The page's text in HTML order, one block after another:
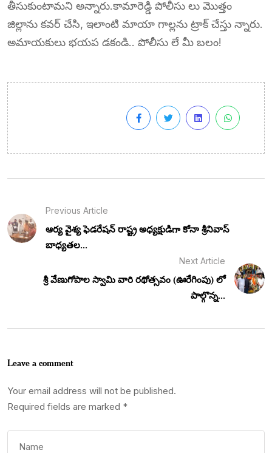
తీసుకుంటామని అన్నారు.కామారెడ్డి పోలీసు లు మొత్తం
జిల్లాను కవర్ చేసి, ఇలాంటి మాయా గాల్లను ట్రాక్ చేస్తు న్నారు.
అమాయకులు భయప డకండి.. పోలీసు లే మీ బలం!
Previous Article
ఆర్య వైశ్య ఫెడరేషన్ రాష్ట్ర అధ్యక్షుడిగా కోనా శ్రీనివాస్
బాధ్యతల...
Next Article
శ్రీ వేణుగోపాల స్వామి వారి రథోత్సవం (ఊరేగింపు) లో
పాల్గొన్న...
Leave a comment
Your email address will not be published.
Required fields are marked *